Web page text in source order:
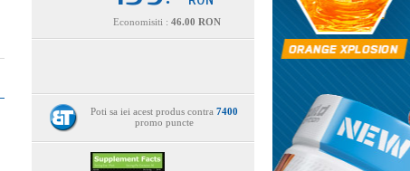
Economisiti : 46.00 RON
Poti sa iei acest produs contra 7400
promo puncte